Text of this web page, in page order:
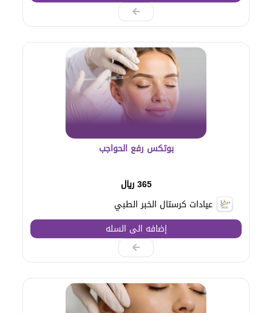
بوتكس رفع الحواجب
365 ريال
عيادات كرستال الخبر الطبي
إضافه الى السله